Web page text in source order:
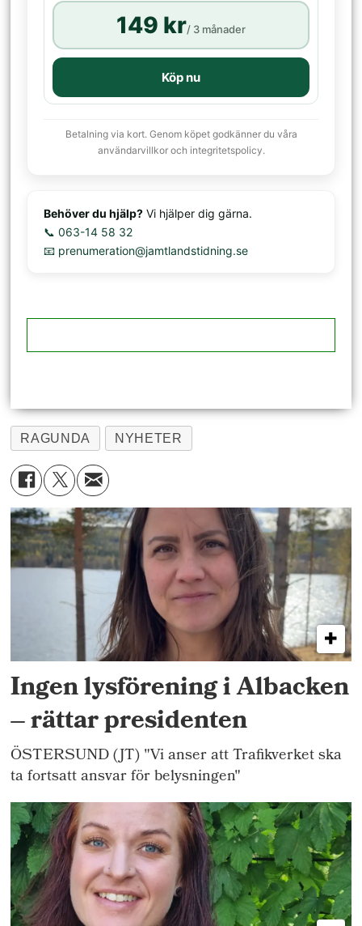
149 kr/ 3 månader
Köp nu
Betalning via kort. Genom köpet godkänner du våra
användarvillkor och integritetspolicy.
Behöver du hjälp? Vi hjälper dig gärna.
📞 063-14 58 32
📧 prenumeration@jamtlandstidning.se
RAGUNDA NYHETER
Ingen lysförening i Albacken
– rättar presidenten
ÖSTERSUND (JT) "Vi anser att Trafikverket ska
ta fortsatt ansvar för belysningen"